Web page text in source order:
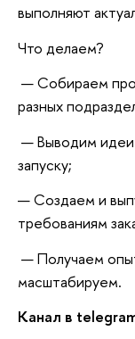
выполняют
Что делаем?
— Собираем
разных
— Выводим идеи
запуску;
— Создаем и
требованиям
— Получаем
масштабируем.
Канал в